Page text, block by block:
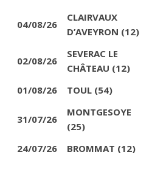
04/08/26
CLAIRVAUX
D’AVEYRON (12)
02/08/26
SEVERAC LE
CHÂTEAU (12)
01/08/26 TOUL (54)
31/07/26
MONTGESOYE
(25)
24/07/26
BROMMAT (12)